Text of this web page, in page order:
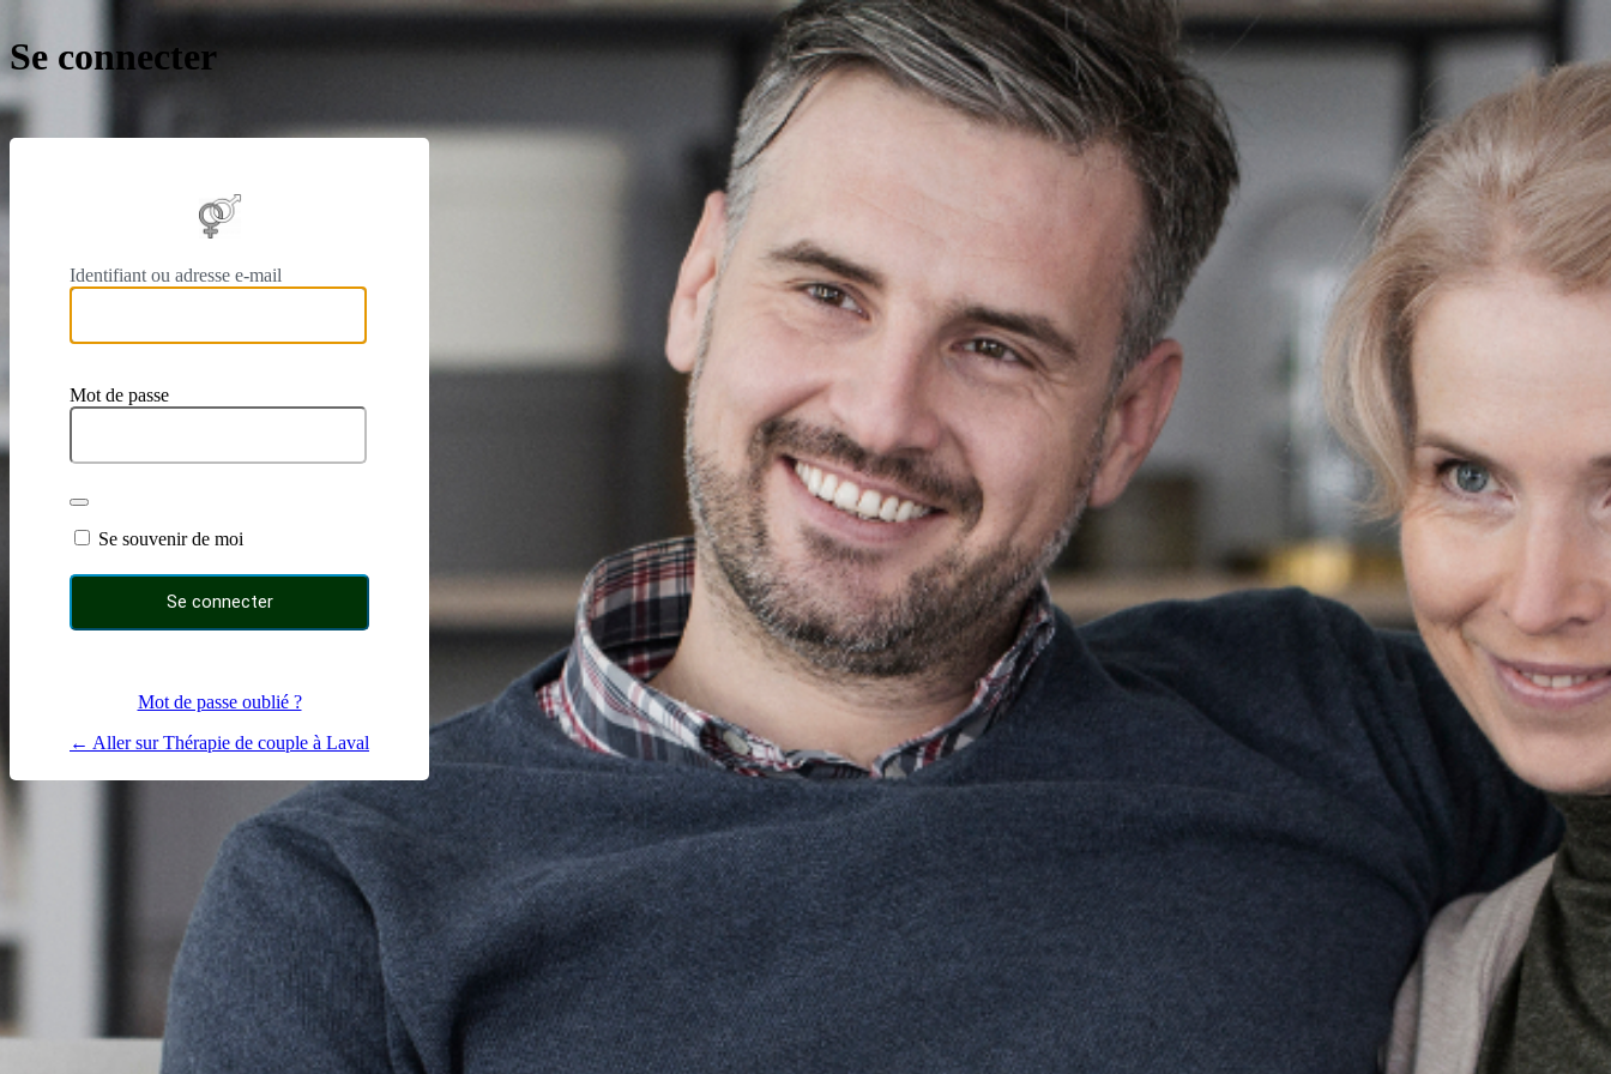
Se connecter
https://www.therapie-de-couple-laval.fr
Identifiant ou adresse e-mail
Mot de passe
Se souvenir de moi
Mot de passe oublié ?
← Aller sur Thérapie de couple à Laval